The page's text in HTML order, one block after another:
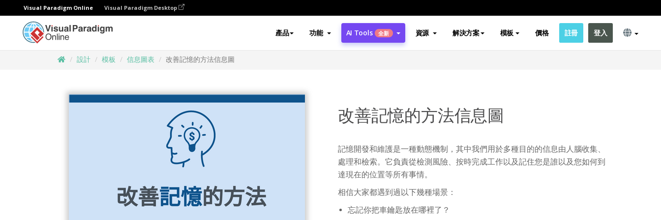
Visual Paradigm Online Visual Paradigm Desktop
產品 功能 AI Tools 全新 資源 解決方案 模板 價格 註冊 登入
設計 模板 信息圖表 改善記憶的方法信息圖
改善記憶的方法信息圖
記憶開發和維護是一種動態機制，其中我們用於多種目的的信息由人腦收集、
處理和檢索。它負責從檢測風險、按時完成工作以及記住您是誰以及您如何到
達現在的位置等所有事情。
相信大家都遇到過以下幾種場景：
忘記你把車鑰匙放在哪裡了？